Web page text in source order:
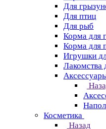
Для
Для птиц
Для рыб
Корма для
Корма для
Игрушки
Лакомства
Косметика
Назад